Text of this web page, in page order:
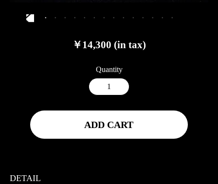
￥14,300 (in tax)
Quantity
ADD CART
DETAIL